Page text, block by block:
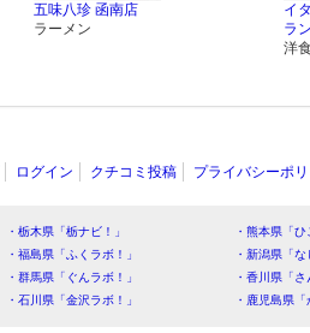
五味八珍 函南店
ラーメン
イ
ラ
洋
ログイン クチコミ投稿 プライバシーポ
・栃木県「栃ナビ！」
・熊本県「
・福島県「ふくラボ！」
・新潟県「
・群馬県「ぐんラボ！」
・香川県「
・石川県「金沢ラボ！」
・鹿児島県